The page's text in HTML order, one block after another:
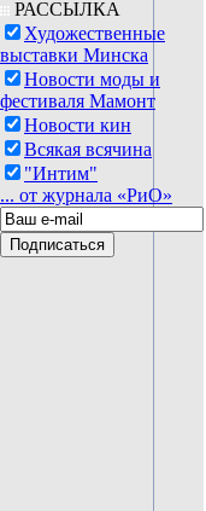
РАССЫЛКА
Художественные
выставки Минска
Новости моды и
фестиваля Мамонт
Новости кин
Всякая всячина
"Интим"
... от журнала «РиО»